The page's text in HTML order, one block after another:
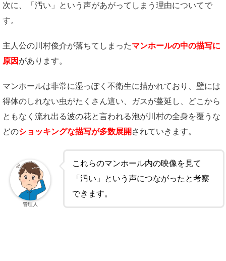
次に、「汚い」という声があがってしまう理由についてで
す。
主人公の川村俊介が落ちてしまったマンホールの中の描写に
原因 があります。
マンホールは非常に湿っぽく不衛生に描かれており、壁には
得体のしれない虫がたくさん這い、ガスが蔓延し、どこから
ともなく流れ出る波の花と言われる泡が川村の全身を覆うな
どのショッキングな描写が多数展開 されていきます。
これらのマンホール内の映像を見て
「汚い」という声につながったと考察
できます。
管理人